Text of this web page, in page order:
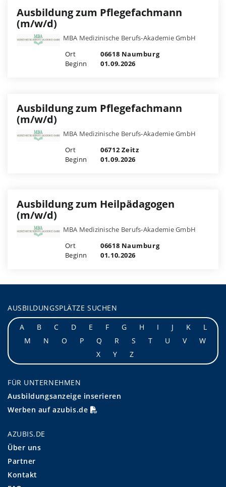
Ausbildung zum Pflegefachmann
(m/w/d)
MBA Medizinische Berufs-Akademie GmbH
Ort
06618 Naumburg
Beginn
01.09.2026
Ausbildung zum Pflegefachmann
(m/w/d)
MBA Medizinische Berufs-Akademie GmbH
Ort
06712 Zeitz
Beginn
01.09.2026
Ausbildung zum Heilpädagogen
(m/w/d)
MBA Medizinische Berufs-Akademie GmbH
Ort
06618 Naumburg
Beginn
01.10.2026
AUSBILDUNGSPLÄTZE SUCHEN
A
B C D E F G H I J K
L
M
N O P Q R S T U V
W
X
Y Z
FÜR UNTERNEHMEN
Ausbildungsanzeige inserieren
Werben auf azubis.de
AZUBIS.DE
Über uns
Partner
Kontakt